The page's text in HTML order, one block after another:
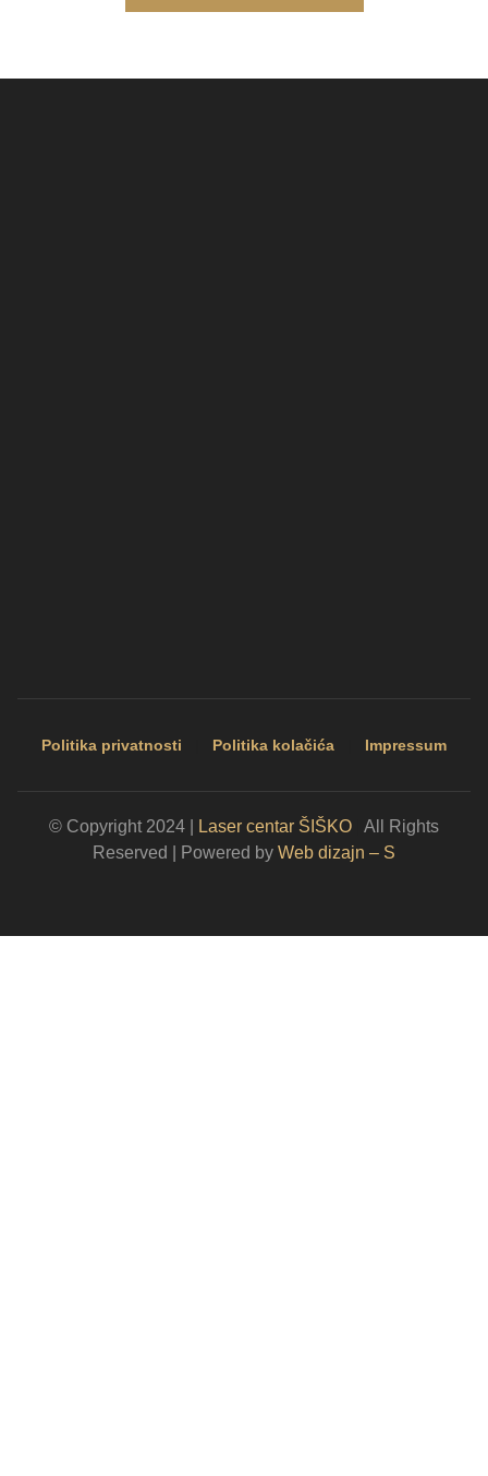
Politika privatnosti Politika kolačića Impressum
© Copyright 2024 | Laser centar ŠIŠKO
All Rights
Reserved | Powered by Web dizajn – S